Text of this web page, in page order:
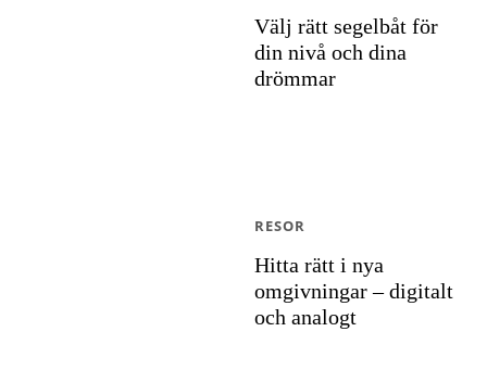
Välj rätt segelbåt för
din nivå och dina
drömmar
Hitta rätt i nya
omgivningar – digitalt
och analogt
RESOR